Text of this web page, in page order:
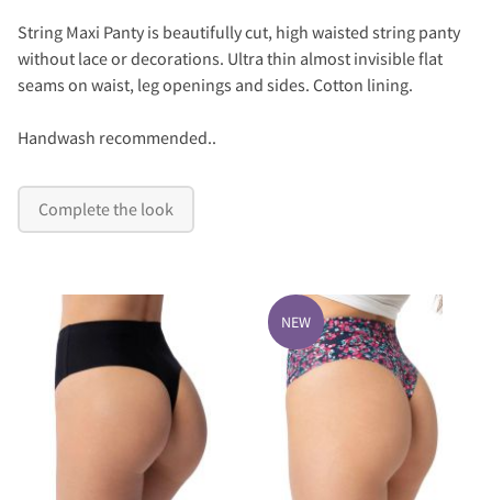
String Maxi Panty is beautifully cut, high waisted string panty
without lace or decorations. Ultra thin almost invisible flat
seams on waist, leg openings and sides. Cotton lining.
Handwash recommended..
Complete the look
NEW